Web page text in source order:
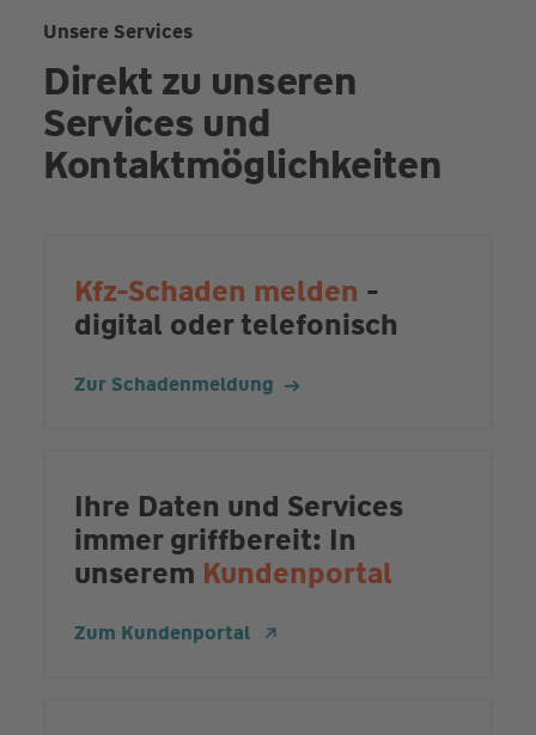
Unsere Services
Direkt zu unseren
Services und
Kontaktmöglichkeiten
Kfz-Schaden melden -
digital oder telefonisch
Zur Schadenmeldung
Ihre Daten und Services
immer griffbereit: In
unserem Kundenportal
Zum Kundenportal